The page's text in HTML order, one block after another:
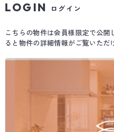
LOGIN ログイン
こちらの物件は会員様限定で公
ると物件の詳細情報がご覧いただ